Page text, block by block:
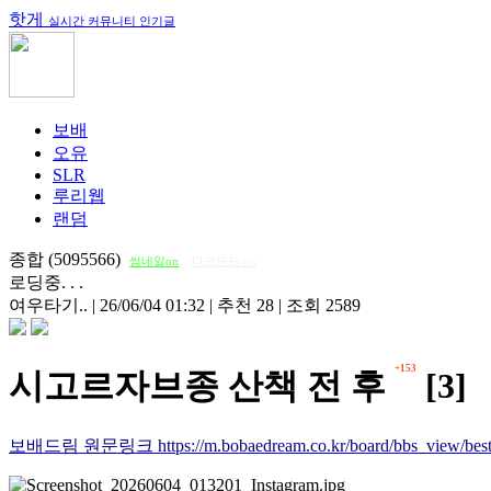
핫게 실시간 커뮤니티 인기글
보배
오유
SLR
루리웹
랜덤
종합 (5095566) 썸네일on
로딩중. . .
여우타기.. | 26/06/04 01:32 | 추천 28 | 조회 2589
시고르자브종 산책 전 후 +153 [3]
보배드림 원문링크 https://m.bobaedream.co.kr/board/bbs_view/